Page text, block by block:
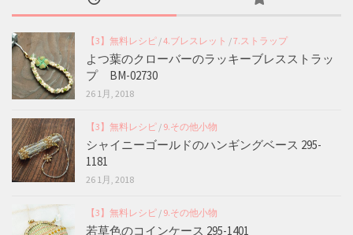
【3】無料レシピ /4.ブレスレット /7.ストラップ
よつ葉のクローバーのラッキーブレスストラッ
プ BM-02730
26 1月, 2018
【3】無料レシピ / 9.その他小物
シャイニーゴールドのハンギングベース 295-
1181
26 1月, 2018
【3】無料レシピ / 9.その他小物
若草色のコインケース 295-1401